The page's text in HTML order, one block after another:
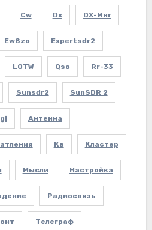
Cw Dx DX-Инг
Ew8zo Expertsdr2
LOTW Qso Rr-33
Sunsdr2 SunSDR 2
Антенна
Кв Кластер
Мысли Настройка
Радиосвязь
Телеграф